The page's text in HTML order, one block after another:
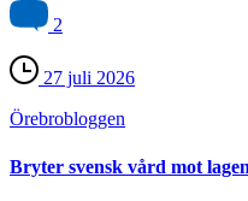
2
27 juli 2026
Örebro­bloggen
Bryter svensk vård mot